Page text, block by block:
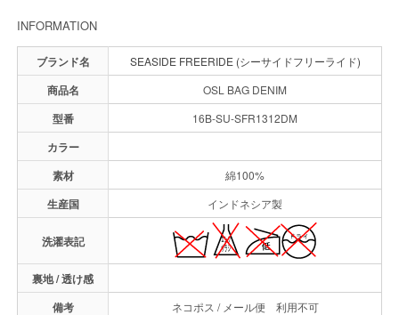
INFORMATION
ブランド名 SEASIDE FREERIDE (シーサイドフリーライド)
商品名 OSL BAG DENIM
型番 16B-SU-SFR1312DM
カラー
素材
綿100%
生産国 インドネシア製
洗濯表記
裏地 / 透け感
備考
ネコポス / メール便 利用不可